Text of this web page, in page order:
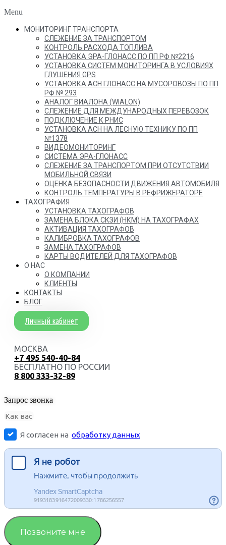
Menu
МОНИТОРИНГ ТРАНСПОРТА
СЛЕЖЕНИЕ ЗА ТРАНСПОРТОМ
КОНТРОЛЬ РАСХОДА ТОПЛИВА
УСТАНОВКА ЭРА-ГЛОНАСС ПО ПП РФ №2216
УСТАНОВКА СИСТЕМ МОНИТОРИНГА В УСЛОВИЯХ
ГЛУШЕНИЯ GPS
УСТАНОВКА АСН ГЛОНАСС НА МУСОРОВОЗЫ ПО ПП
РФ № 293
АНАЛОГ ВИАЛОНА (WIALON)
СЛЕЖЕНИЕ ДЛЯ МЕЖДУНАРОДНЫХ ПЕРЕВОЗОК
ПОДКЛЮЧЕНИЕ К РНИС
УСТАНОВКА АСН НА ЛЕСНУЮ ТЕХНИКУ ПО ПП
№1378
ВИДЕОМОНИТОРИНГ
СИСТЕМА ЭРА-ГЛОНАСС
СЛЕЖЕНИЕ ЗА ТРАНСПОРТОМ ПРИ ОТСУТСТВИИ
МОБИЛЬНОЙ СВЯЗИ
ОЦЕНКА БЕЗОПАСНОСТИ ДВИЖЕНИЯ АВТОМОБИЛЯ
КОНТРОЛЬ ТЕМПЕРАТУРЫ В РЕФРИЖЕРАТОРЕ
ТАХОГРАФИЯ
УСТАНОВКА ТАХОГРАФОВ
ЗАМЕНА БЛОКА СКЗИ (НКМ) НА ТАХОГРАФАХ
АКТИВАЦИЯ ТАХОГРАФОВ
КАЛИБРОВКА ТАХОГРАФОВ
ЗАМЕНА ТАХОГРАФОВ
КАРТЫ ВОДИТЕЛЕЙ ДЛЯ ТАХОГРАФОВ
О НАС
О КОМПАНИИ
КЛИЕНТЫ
КОНТАКТЫ
БЛОГ
Личный кабинет
МОСКВА
+7 495 540-40-84
БЕСПЛАТНО ПО РОССИИ
8 800 333-32-89
Запрос звонка
Я согласен на обработку данных
Позвоните мне